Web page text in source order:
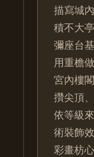
描寫城
積不大
彌座台
用重檐
宮內樓
攢尖頂
依等級
術裝飾
彩畫枋